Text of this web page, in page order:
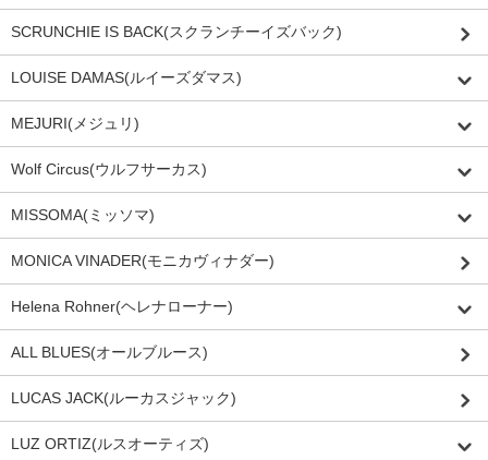
SCRUNCHIE IS BACK(スクランチーイズバック)
LOUISE DAMAS(ルイーズダマス)
MEJURI(メジュリ)
Wolf Circus(ウルフサーカス)
MISSOMA(ミッソマ)
MONICA VINADER(モニカヴィナダー)
Helena Rohner(ヘレナローナー)
ALL BLUES(オールブルース)
LUCAS JACK(ルーカスジャック)
LUZ ORTIZ(ルスオーティズ)